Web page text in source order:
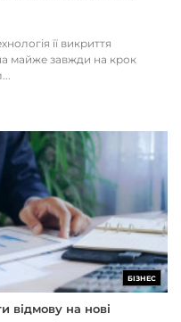
її викриття
майже завжди на крок
БІЗНЕС
відмову на нові